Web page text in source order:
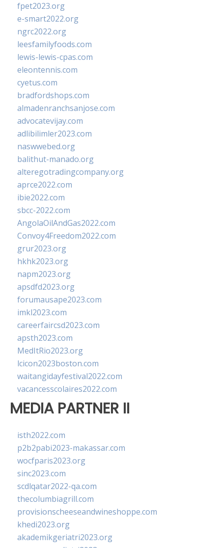
fpet2023.org
e-smart2022.org
ngrc2022.org
leesfamilyfoods.com
lewis-lewis-cpas.com
eleontennis.com
cyetus.com
bradfordshops.com
almadenranchsanjose.com
advocatevijay.com
adlibilimler2023.com
naswwebed.org
balithut-manado.org
alteregotradingcompany.org
aprce2022.com
ibie2022.com
sbcc-2022.com
AngolaOilAndGas2022.com
Convoy4Freedom2022.com
grur2023.org
hkhk2023.org
napm2023.org
apsdfd2023.org
forumausape2023.com
imkl2023.com
careerfaircsd2023.com
apsth2023.com
MedItRio2023.org
lcicon2023boston.com
waitangidayfestival2022.com
vacancesscolaires2022.com
MEDIA PARTNER II
isth2022.com
p2b2pabi2023-makassar.com
wocfparis2023.org
sinc2023.com
scdlqatar2022-qa.com
thecolumbiagrill.com
provisionscheeseandwineshoppe.com
khedi2023.org
akademikgeriatri2023.org